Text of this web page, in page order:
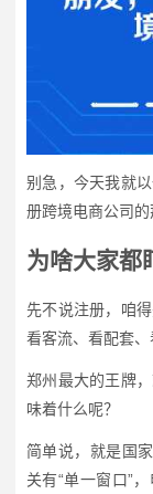
别急，今天我就
册跨境电商公司的
为啥大家都
先不说注册，咱
看客流、看配套、
郑州最大的王牌
味着什么呢？
简单说，就是国
关有“单一窗口”